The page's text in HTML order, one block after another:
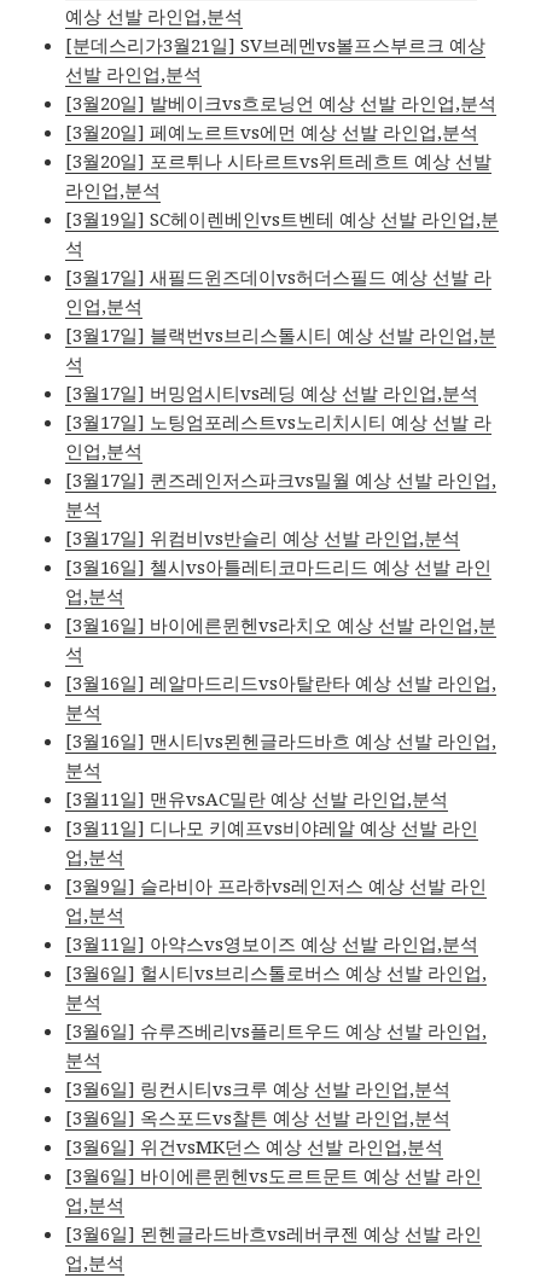
예상 선발 라인업,분석
[분데스리가3월21일] SV브레멘vs볼프스부르크 예상
선발 라인업,분석
[3월20일] 발베이크vs흐로닝언 예상 선발 라인업,분석
[3월20일] 페예노르트vs에먼 예상 선발 라인업,분석
[3월20일] 포르튀나 시타르트vs위트레흐트 예상 선발
라인업,분석
[3월19일] SC헤이렌베인vs트벤테 예상 선발 라인업,분
석
[3월17일] 새필드윈즈데이vs허더스필드 예상 선발 라
인업,분석
[3월17일] 블랙번vs브리스톨시티 예상 선발 라인업,분
석
[3월17일] 버밍엄시티vs레딩 예상 선발 라인업,분석
[3월17일] 노팅엄포레스트vs노리치시티 예상 선발 라
인업,분석
[3월17일] 퀸즈레인저스파크vs밀월 예상 선발 라인업,
분석
[3월17일] 위컴비vs반슬리 예상 선발 라인업,분석
[3월16일] 첼시vs아틀레티코마드리드 예상 선발 라인
업,분석
[3월16일] 바이에른뮌헨vs라치오 예상 선발 라인업,분
석
[3월16일] 레알마드리드vs아탈란타 예상 선발 라인업,
분석
[3월16일] 맨시티vs묀헨글라드바흐 예상 선발 라인업,
분석
[3월11일] 맨유vsAC밀란 예상 선발 라인업,분석
[3월11일] 디나모 키예프vs비야레알 예상 선발 라인
업,분석
[3월9일] 슬라비아 프라하vs레인저스 예상 선발 라인
업,분석
[3월11일] 아약스vs영보이즈 예상 선발 라인업,분석
[3월6일] 헐시티vs브리스톨로버스 예상 선발 라인업,
분석
[3월6일] 슈루즈베리vs플리트우드 예상 선발 라인업,
분석
[3월6일] 링컨시티vs크루 예상 선발 라인업,분석
[3월6일] 옥스포드vs찰튼 예상 선발 라인업,분석
[3월6일] 위건vsMK던스 예상 선발 라인업,분석
[3월6일] 바이에른뮌헨vs도르트문트 예상 선발 라인
업,분석
[3월6일] 묀헨글라드바흐vs레버쿠젠 예상 선발 라인
업,분석